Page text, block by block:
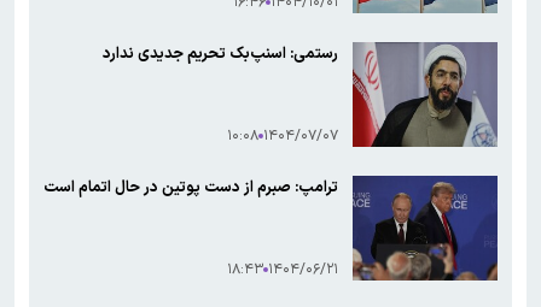
رستمی: اسنپ‌بک تحریم جدیدی ندارد
۱۴۰۴/۰۷/۰۷ ۱۰:۰۸
ترامپ: صبرم از دست پوتین در حال اتمام است
۱۴۰۴/۰۶/۲۱ ۱۸:۴۳